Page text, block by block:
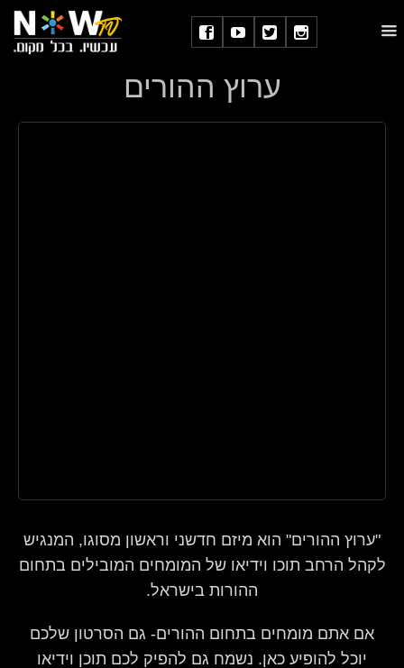
ערוץ ההורים
"ערוץ ההורים" הוא מיזם חדשני וראשון מסוגו, המנגיש
לקהל הרחב תוכו וידיאו של המומחים המובילים בתחום
ההורות בישראל.
אם אתם מומחים בתחום ההורים- גם הסרטון שלכם
יוכל להופיע כאן. נשמח גם להפיק לכם תוכן וידיאו